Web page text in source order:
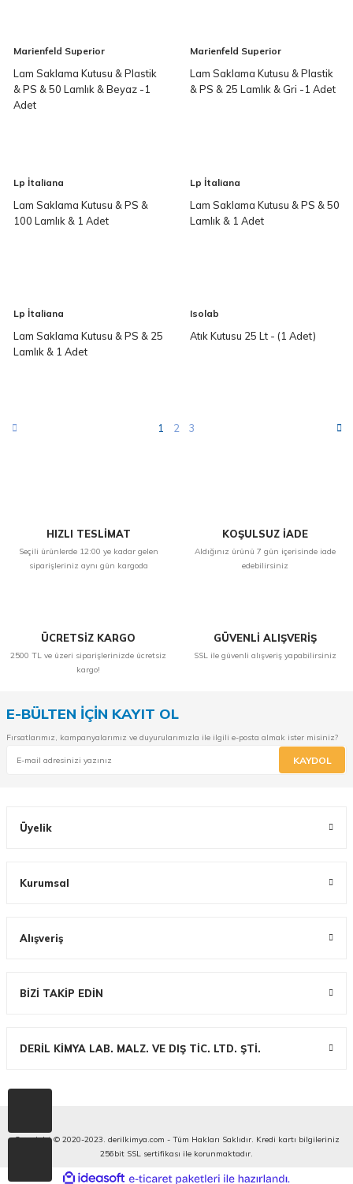
Marienfeld Superior
Lam Saklama Kutusu & Plastik
& PS & 50 Lamlık & Beyaz -1
Adet
Marienfeld Superior
Lam Saklama Kutusu & Plastik
& PS & 25 Lamlık & Gri -1 Adet
Lp İtaliana
Lam Saklama Kutusu & PS &
100 Lamlık & 1 Adet
Lp İtaliana
Lam Saklama Kutusu & PS & 50
Lamlık & 1 Adet
Lp İtaliana
Lam Saklama Kutusu & PS & 25
Lamlık & 1 Adet
Isolab
Atık Kutusu 25 Lt - (1 Adet)
1 2 3
HIZLI TESLİMAT
Seçili ürünlerde 12:00 ye kadar gelen
siparişleriniz aynı gün kargoda
KOŞULSUZ İADE
Aldığınız ürünü 7 gün içerisinde iade
edebilirsiniz
ÜCRETSİZ KARGO
2500 TL ve üzeri siparişlerinizde ücretsiz
kargo!
GÜVENLİ ALIŞVERİŞ
SSL ile güvenli alışveriş yapabilirsiniz
E-BÜLTEN İÇİN KAYIT OL
Fırsatlarımız, kampanyalarımız ve duyurularımızla ile ilgili e-posta almak ister misiniz?
KAYDOL
Üyelik
Kurumsal
Alışveriş
BİZİ TAKİP EDİN
DERİL KİMYA LAB. MALZ. VE DIŞ TİC. LTD. ŞTİ.
Copyright © 2020-2023. derilkimya.com - Tüm Hakları Saklıdır. Kredi kartı bilgileriniz
256bit SSL sertifikası ile korunmaktadır.
ideasoft e-